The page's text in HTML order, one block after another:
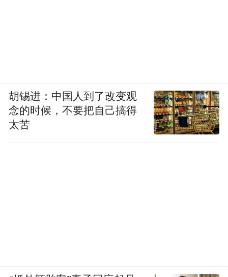
胡锡进：中国人到了改变观
念的时候，不要把自己搞得
太苦